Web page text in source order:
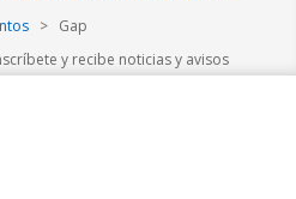
> Gap
y recibe noticias y avisos